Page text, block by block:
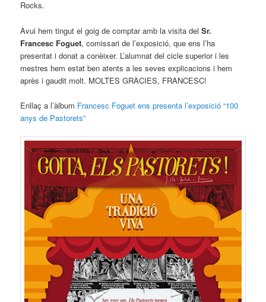
Rocks.
Avui hem tingut el goig de comptar amb la visita delSr.
Francesc Foguet, comissari de l’exposició, que ens l’ha
presentat i donat a conèixer. L’alumnat del cicle superior i les
mestres hem estat ben atents a les seves explicacions i hem
après i gaudit molt. MOLTES GRÀCIES, FRANCESC!
Enllaç a l’àlbum Francesc Foguet ens presenta l’exposició “100
anys de Pastorets”